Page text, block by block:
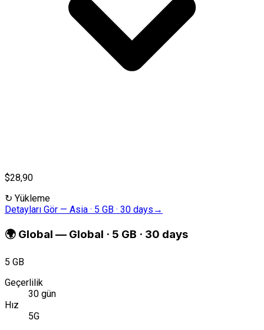
$28,90
↻ Yükleme
Detayları Gör — Asia · 5 GB · 30 days →
🌍 Global — Global · 5 GB · 30 days
5 GB
Geçerlilik
30 gün
Hız
5G